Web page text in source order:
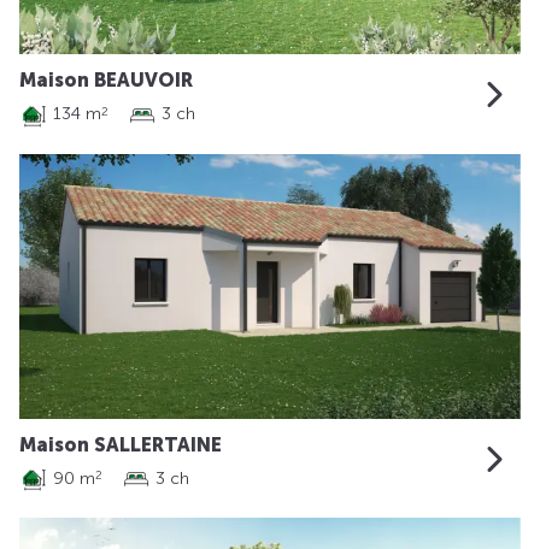
Maison BEAUVOIR
134 m2 3 ch
Maison SALLERTAINE
90 m2 3 ch